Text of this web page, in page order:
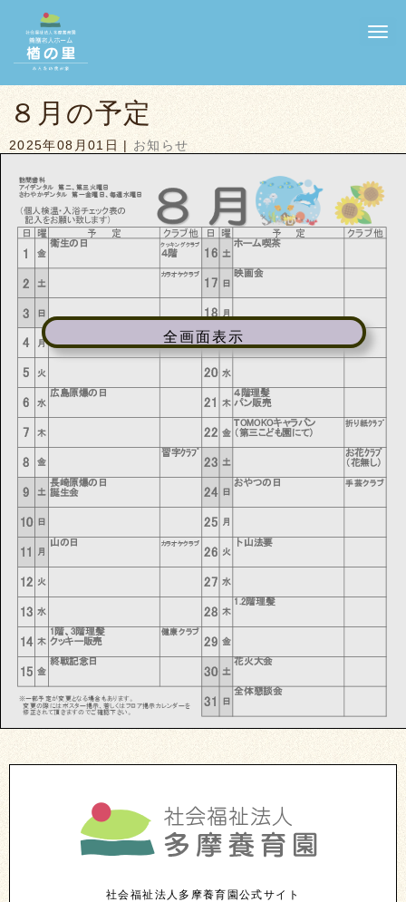
N
g
８月の予定
2025年08月01日 お知らせ
全画面表示
日 曜 クラブ他 日 曜 クラブ他
クッキングクラブ
４階
カラオケクラブ
折り紙ｸﾗﾌﾞ
習字ｸﾗﾌﾞ
お花ｸﾗﾌﾞ
（花無し）
手芸クラブ
カラオケクラブ
健康クラブ
訪問歯科
アイデンタル 第二、第三火曜日
さわやかデンタル 第一金曜日、毎週水曜日
（個人検温・入浴チェック表の
記入をお願い致します）
予 定 予 定
1 金
衛生の日
16 土
ホーム喫茶
2 土 17 日
映画会
3 日 18 月
4 月 19 火
ヨーカドー訪問販売
5 火 20 水
6 水
広島原爆の日
21 木
４階理髪
パン販売
7 木 22 金
TOMOKOキャラバン
（第三こども園にて）
8 金 23 土
9 土
長崎原爆の日
24 日
おやつの日
誕生会
10 日 25 月
11 月
山の日
26 火
卜山法要
12 火 27 水
13 水 28 木
1.2階理髪
14 木
1階、3階理髪
29 金
クッキー販売
31 日
全体懇談会
15 金
終戦記念日
30 土
花火大会
※一部予定が変更となる場合もあります。
変更の際にはポスター掲示、若しくはフロア掲示カレンダーを
修正されて頂きますのでご確認下さい。
8 月
社会福祉法人多摩養育園公式サイト